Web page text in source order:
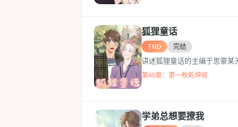
狐狸童话
TND 完结
讲述狐狸童话的主编于思豪某
第45章：第一枚乾坤戒
学弟总想要撩我